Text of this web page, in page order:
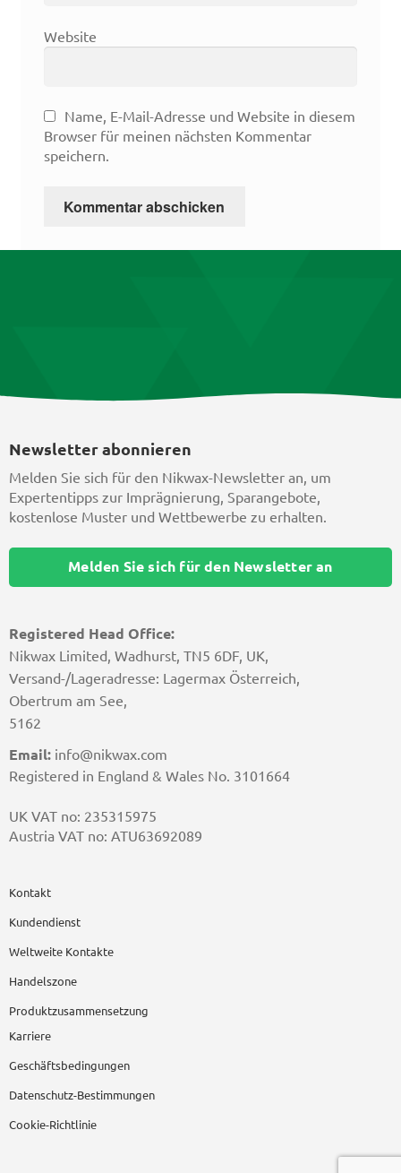
Website
Name, E-Mail-Adresse und Website in diesem
Browser für meinen nächsten Kommentar
speichern.
Registered Head Office:
Nikwax Limited, Wadhurst, TN5 6DF, UK,
Versand-/Lageradresse: Lagermax Österreich,
Obertrum am See,
5162
Email: info@nikwax.com
Registered in England & Wales No. 3101664
UK VAT no: 235315975
Austria VAT no: ATU63692089
Kontakt
Kundendienst
Weltweite Kontakte
Handelszone
Produktzusammensetzung
Karriere
Geschäftsbedingungen
Datenschutz-Bestimmungen
Cookie-Richtlinie
Newsletter abonnieren
Melden Sie sich für den Nikwax-Newsletter an, um
Expertentipps zur Imprägnierung, Sparangebote,
kostenlose Muster und Wettbewerbe zu erhalten.
Melden Sie sich für den Newsletter an